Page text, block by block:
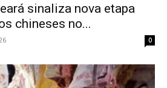
sinaliza nova etapa
chineses no...
0